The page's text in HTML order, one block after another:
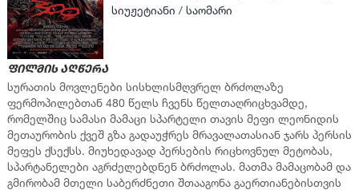
სიუჟეტიანი / საომარი
ფილმის აღწერა
სურათის მოვლენები სისხლისმღვრელ ბრძოლაზე
ფერმოპილებთან 480 წელს ჩვენს წელთაღრიცხვამდე,
რომელშიც სამასი მამაცი სპარტელი თავის მეფი ლეონიდის
მეთაურობის ქვეშ გზა გადაუჭრეს მრავალათასიან ჯარს პერსის
მეფეს ქსექსს. მიუხედავად პერსების რიცხოვნულ მეტობას,
სპარტანელები აგრძელებდნენ ბრძოლას. მათმა მამაცობამ და
გმირობამ მთელი საბერძნეთი შთააგონა გაერთიანებისთვის